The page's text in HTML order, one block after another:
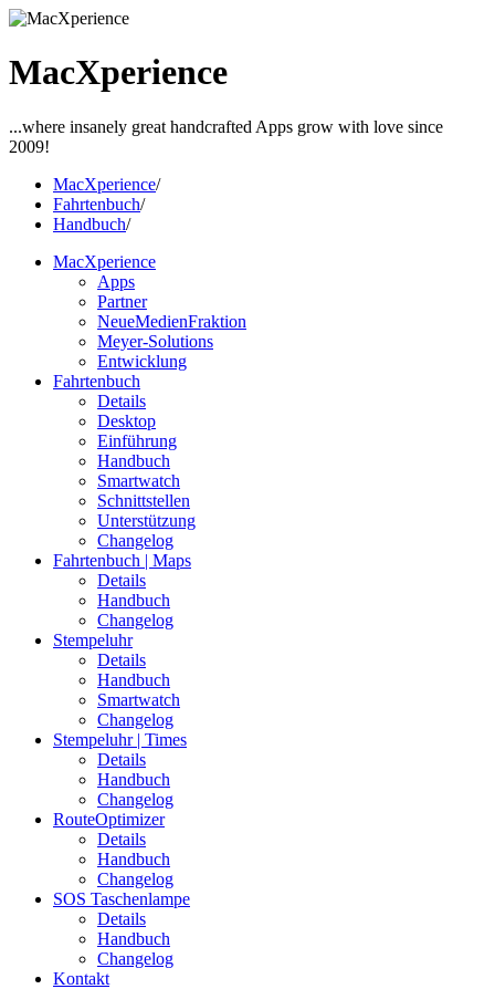
MacXperience
...where insanely great handcrafted Apps grow with love since
2009!
MacXperience/
Fahrtenbuch/
Handbuch/
MacXperience
Apps
Partner
NeueMedienFraktion
Meyer-Solutions
Entwicklung
Fahrtenbuch
Details
Desktop
Einführung
Handbuch
Smartwatch
Schnittstellen
Unterstützung
Changelog
Fahrtenbuch | Maps
Details
Handbuch
Changelog
Stempeluhr
Details
Handbuch
Smartwatch
Changelog
Stempeluhr | Times
Details
Handbuch
Changelog
RouteOptimizer
Details
Handbuch
Changelog
SOS Taschenlampe
Details
Handbuch
Changelog
Kontakt